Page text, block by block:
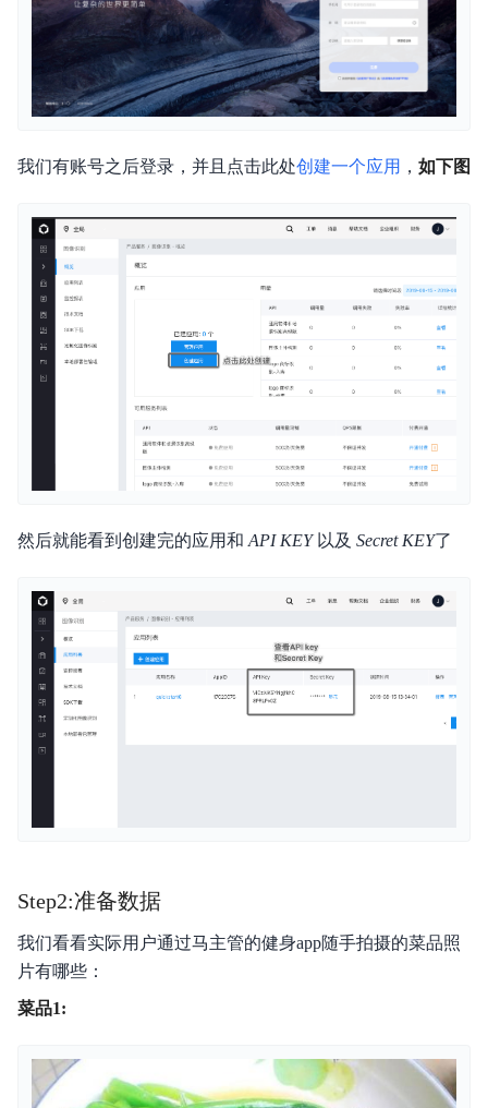
我们有账号之后登录，并且点击此处创建一个应用 ， 如下图
然后就能看到创建完的应用和 API KEY以及 Secret KEY了
Step2:准备数据
我们看看实际用户通过马主管的健身app随手拍摄的菜品照
片有哪些：
菜品1: